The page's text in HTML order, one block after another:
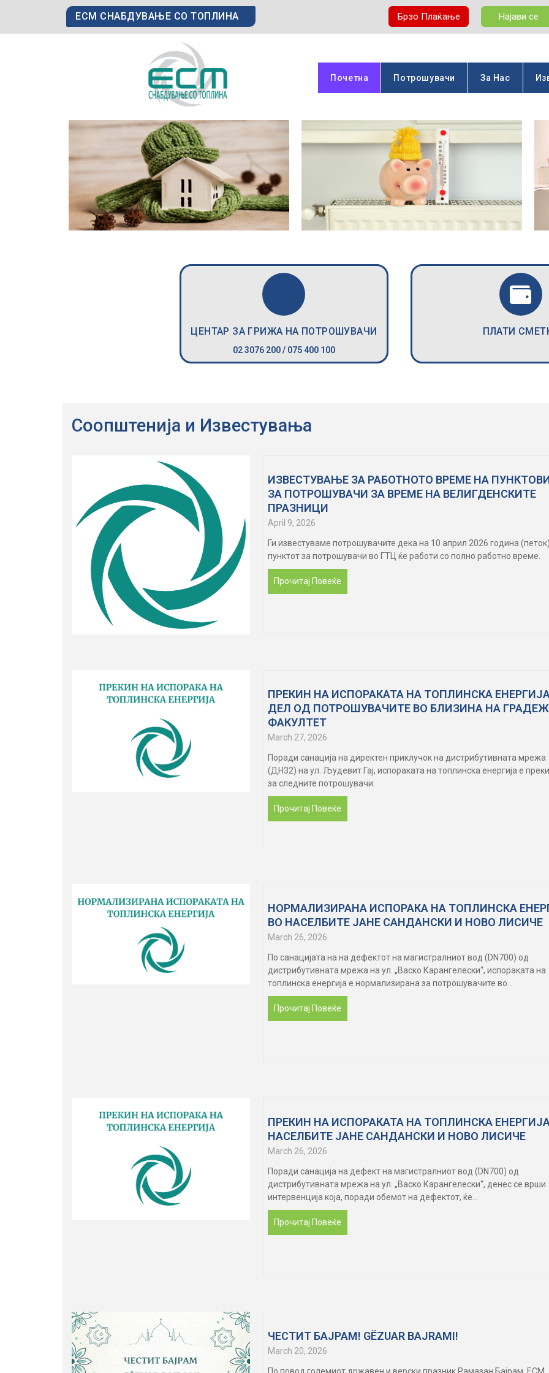
ЕСМ СНАБДУВАЊЕ СО ТОПЛИНА Брзо Плаќање Најави се
Почетна Потрошувачи За Нас
ЦЕНТАР ЗА ГРИЖА НА ПОТРОШУВАЧИ
02 3076 200 / 075 400 100
ПЛАТИ
Соопштенија и Известувања
ИЗВЕСТУВАЊЕ ЗА РАБОТНОТО ВРЕМЕ НА
ЗА ПОТРОШУВАЧИ ЗА ВРЕМЕ НА ВЕЛИГДЕНСКИТЕ
ПРАЗНИЦИ
April 9, 2026
Ги известуваме потрошувачите дека на 10 април 2026 година
пунктот за потрошувачи во ГТЦ ќе работи со полно работно време.
Прочитај Повеќе
ПРЕКИН НА ИСПОРАКАТА НА ТОПЛИНСКА
ДЕЛ ОД ПОТРОШУВАЧИТЕ ВО БЛИЗИНА НА
ФАКУЛТЕТ
March 27, 2026
Поради санација на директен приклучок на дистрибутивната мрежа
(ДН32) на ул. Људевит Гај, испораката на топлинска енергија е
за следните потрошувачи:
Прочитај Повеќе
НОРМАЛИЗИРАНА ИСПОРАКА НА ТОПЛИНСКА
ВО НАСЕЛБИТЕ ЈАНЕ САНДАНСКИ И НОВО ЛИСИЧЕ
March 26, 2026
По санацијата на на дефектот на магистралниот вод (DN700) од
дистрибутивната мрежа на ул. „Васко Карангелески“, испораката на
топлинска енергија е нормализирана за потрошувачите во...
Прочитај Повеќе
ПРЕКИН НА ИСПОРАКАТА НА ТОПЛИНСКА
НАСЕЛБИТЕ ЈАНЕ САНДАНСКИ И НОВО ЛИСИЧЕ
March 26, 2026
Поради санација на дефект на магистралниот вод (DN700) од
дистрибутивната мрежа на ул. „Васко Карангелески“, денес се врши
интервенција која, поради обемот на дефектот, ќе...
Прочитај Повеќе
ЧЕСТИТ БАЈРАМ! GËZUAR BAJRAMI!
March 20, 2026